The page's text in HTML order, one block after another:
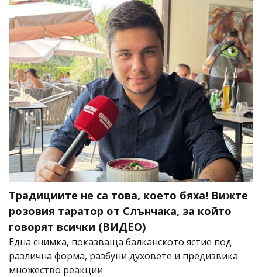
Традициите не са това, което бяха! Вижте
розовия таратор от Слънчака, за който
говорят всички (ВИДЕО)
Една снимка, показваща балканското ястие под
различна форма, разбуни духовете и предизвика
множество реакции